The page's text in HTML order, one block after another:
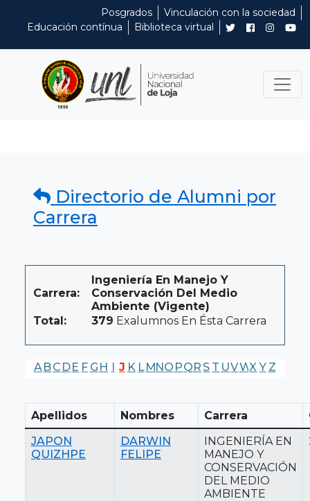
Posgrados
Vinculación con la sociedad
Educación contínua
Biblioteca virtual
Directorio de Alumni por
Carrera
Carrera:
Ingeniería En Manejo Y
Conservación Del Medio
Ambiente (Vigente)
Total:
379 Exalumnos En Ésta Carrera
A BC DE F G H I J K LMNO PQR S T UVWX Y Z
Apellidos Nombres Carrera
JAPON
QUIZHPE
DARWIN
FELIPE
INGENIERÍA EN
MANEJO Y
CONSERVACIÓN
DEL MEDIO
AMBIENTE